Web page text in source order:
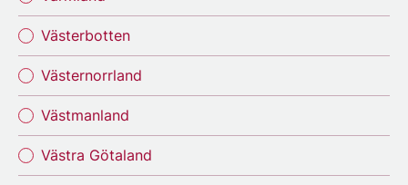
Västerbotten
Västernorrland
Västmanland
Västra Götaland